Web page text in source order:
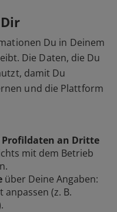
Du in Deinem
Die Daten, die Du
damit Du
und die Plattform
Profildaten an Dritte
mit dem Betrieb
über Deine Angaben:
(z. B.